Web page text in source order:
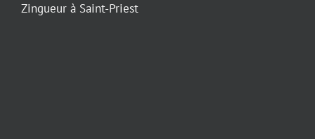
Zingueur à Saint-Priest